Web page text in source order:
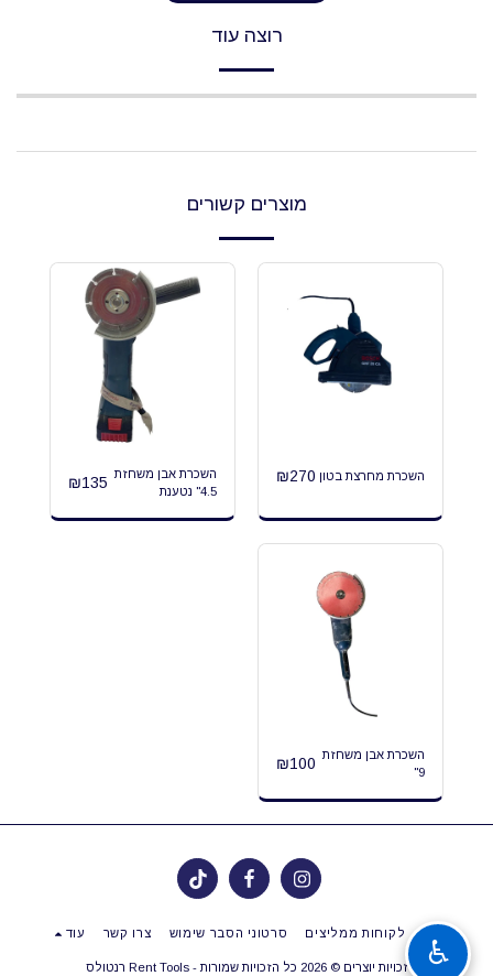
♿
רוצה עוד
מוצרים קשורים
השכרת מחרצת בטון ₪270
השכרת אבן משחזת
4.5" נטענת
₪135
השכרת אבן משחזת
9"
₪100
בית לקוחות ממליצים סרטוני הסבר שימוש צרו קשר עוד
זכויות יוצרים © 2026 כל הזכויות שמורות - Rent Tools רנטולס